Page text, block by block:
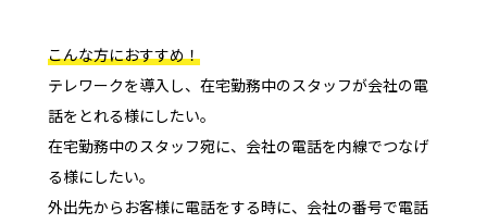
こんな方におすすめ！
テレワークを導入し、在宅勤務中のスタッフが会社の電
話をとれる様にしたい。
在宅勤務中のスタッフ宛に、会社の電話を内線でつなげ
る様にしたい。
外出先からお客様に電話をする時に、会社の番号で電話